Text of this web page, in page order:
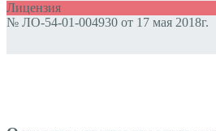
Лицензия
№ ЛО-54-01-004930 от 17 мая 2018г.